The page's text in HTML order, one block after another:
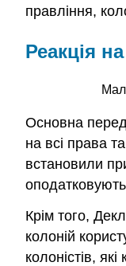
правління,
Реакція
Основна
на всі права
встановили
Крім того,
колоній
колоністів,